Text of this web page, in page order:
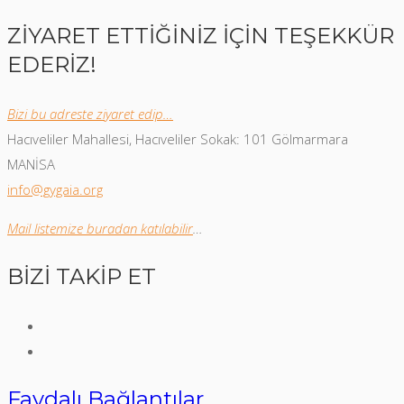
ZİYARET ETTİĞİNİZ İÇİN TEŞEKKÜR
EDERİZ!
Bizi bu adreste ziyaret edip…
Hacıveliler Mahallesi, Hacıveliler Sokak: 101 Gölmarmara
MANİSA
info@gygaia.org
Mail listemize buradan katılabilir…
BİZİ TAKİP ET